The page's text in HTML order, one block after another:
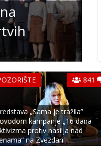
841
„Sama je tražila”
kampanje „16 dana
protiv nasilja nad
na Zvezdari